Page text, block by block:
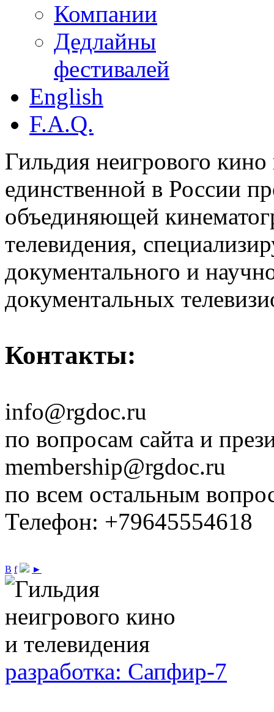
Компании
Дедлайны
фестивалей
English
F.A.Q.
Гильдия неигрового кино
единственной в России
объединяющей
телевидения,
документального и
документальных
Контакты:
info@rgdoc.ru
по вопросам сайта и
membership@rgdoc.ru
по всем остальным
Телефон: +79645554618
В f ►
разработка: Сапфир-7